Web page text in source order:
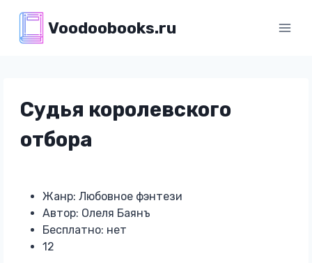
содержимому
Voodoobooks.ru
Судья королевского
отбора
Жанр: Любовное фэнтези
Автор: Олеля Баянъ
Бесплатно: нет
12